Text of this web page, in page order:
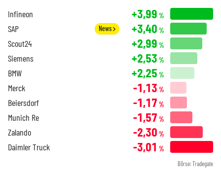
Infineon +3,99 %
SAP News +3,40 %
Scout24 +2,99 %
Siemens +2,53 %
BMW +2,25 %
Merck -1,13 %
Beiersdorf -1,17 %
Munich Re -1,57 %
Zalando -2,30 %
Daimler Truck -3,01 %
Börse: Tradegate